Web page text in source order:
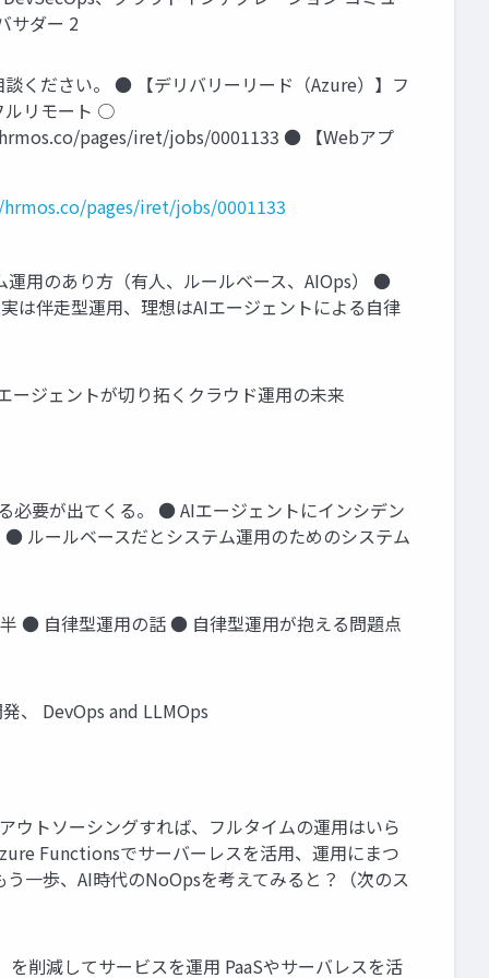
サダー 2
ください。 ● 【デリバリーリード（Azure）】フ
ルリモート ○
pages/iret/jobs/0001133 ● 【Webアプ
pages/iret/jobs/0001133
用のあり方（有人、ルールベース、AIOps） ●
は伴走型運用、理想はAIエージェントによる自律
ージェントが切り拓くクラウド運用の未来
必要が出てくる。 ● AIエージェントにインシデン
ルールベースだとシステム運用のためのシステム
● 自律型運用の話 ● 自律型運用が抱える問題点
、 DevOps and LLMOps
トソーシングすれば、フルタイムの運用はいら
Functionsでサーバーレスを活用、運用にまつ
一歩、AI時代のNoOpsを考えてみると？（次のス
削減してサービスを運用 PaaSやサーバレスを活